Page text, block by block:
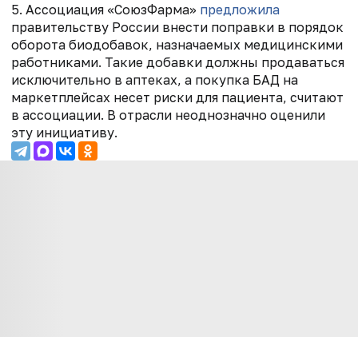
5. Ассоциация «СоюзФарма» предложила
правительству России внести поправки в порядок
оборота биодобавок, назначаемых медицинскими
работниками. Такие добавки должны продаваться
исключительно в аптеках, а покупка БАД на
маркетплейсах несет риски для пациента, считают
в ассоциации. В отрасли неоднозначно оценили
эту инициативу.